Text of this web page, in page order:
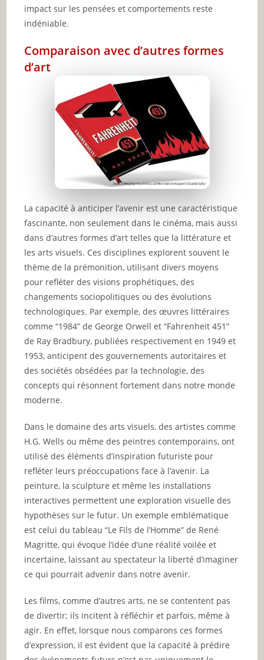
impact sur les pensées et comportements reste
indéniable.
Comparaison avec d’autres formes
d’art
La capacité à anticiper l’avenir est une caractéristique
fascinante, non seulement dans le cinéma, mais aussi
dans d’autres formes d’art telles que la littérature et
les arts visuels. Ces disciplines explorent souvent le
thème de la prémonition, utilisant divers moyens
pour refléter des visions prophétiques, des
changements sociopolitiques ou des évolutions
technologiques. Par exemple, des œuvres littéraires
comme “1984” de George Orwell et “Fahrenheit 451”
de Ray Bradbury, publiées respectivement en 1949 et
1953, anticipent des gouvernements autoritaires et
des sociétés obsédées par la technologie, des
concepts qui résonnent fortement dans notre monde
moderne.
Dans le domaine des arts visuels, des artistes comme
H.G. Wells ou même des peintres contemporains, ont
utilisé des éléments d’inspiration futuriste pour
refléter leurs préoccupations face à l’avenir. La
peinture, la sculpture et même les installations
interactives permettent une exploration visuelle des
hypothèses sur le futur. Un exemple emblématique
est celui du tableau “Le Fils de l’Homme” de René
Magritte, qui évoque l’idée d’une réalité voilée et
incertaine, laissant au spectateur la liberté d’imaginer
ce qui pourrait advenir dans notre avenir.
Les films, comme d’autres arts, ne se contentent pas
de divertir; ils incitent à réfléchir et parfois, même à
agir. En effet, lorsque nous comparons ces formes
d’expression, il est évident que la capacité à prédire